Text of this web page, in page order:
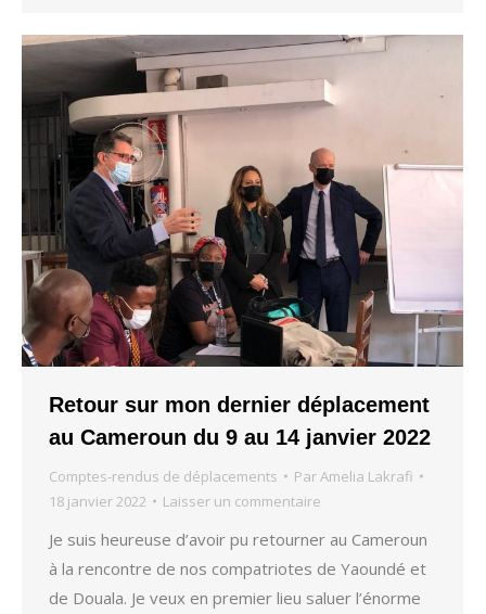
Retour sur mon dernier déplacement
au Cameroun du 9 au 14 janvier 2022
Comptes-rendus de déplacements Par Amelia Lakrafi
18 janvier 2022
Laisser un commentaire
Je suis heureuse d’avoir pu retourner au Cameroun
à la rencontre de nos compatriotes de Yaoundé et
de Douala. Je veux en premier lieu saluer l’énorme